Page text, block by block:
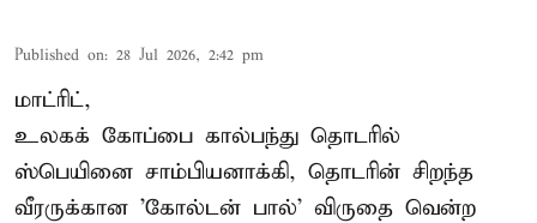
Published on: 28 Jul 2026, 2:42 pm
மாட்ரிட்,
உலகக் கோப்பை கால்பந்து தொடரில்
ஸ்பெயினை சாம்பியனாக்கி, தொடரின் சிறந்த
வீரருக்கான 'கோல்டன் பால்' விருதை வென்ற